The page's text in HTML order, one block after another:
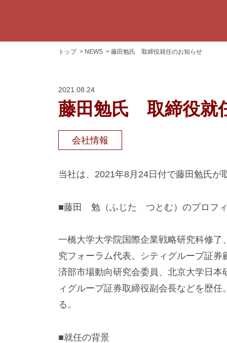
トップ NEWS 藤田勉氏 取締役就任のお知らせ
2021.08.24
藤田勉氏 取締役就
会社情報
当社は、2021年8月24日付で藤田勉氏
■藤田 勉（ふじた つとむ）のプロフ
一橋大学大学院国際企業戦略研究科修
究フォーラム代表。シティグループ証
済部市場動向研究会委員、北京大学日
ィグループ証券取締役副会長などを歴
る。
■就任の背景